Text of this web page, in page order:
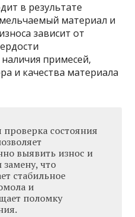
в результате
материал и
зависит от
примесей,
и качества материала
проверка состояния
выявить износ и
замену, что
стабильное
и
поломку